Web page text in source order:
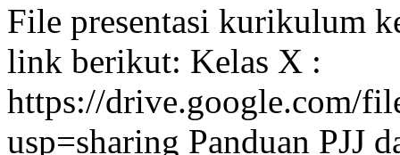
File presentasi kurikulum
link berikut: Kelas X :
https://drive.google.com/
usp=sharing Panduan PJJ